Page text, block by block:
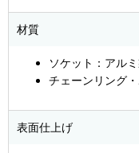
材質
ソケット：アル
チェーンリング
表面仕上げ